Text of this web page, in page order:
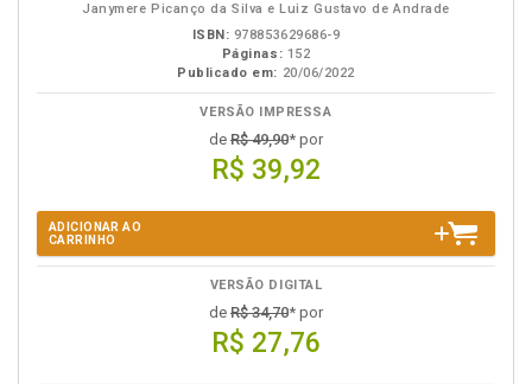
Janymere Picanço da Silva e Luiz Gustavo de Andrade
ISBN: 978853629686-9
Páginas: 152
Publicado em: 20/06/2022
VERSÃO IMPRESSA
de R$ 49,90* por
R$ 39,92
ADICIONAR AO
CARRINHO
VERSÃO DIGITAL
de R$ 34,70* por
R$ 27,76